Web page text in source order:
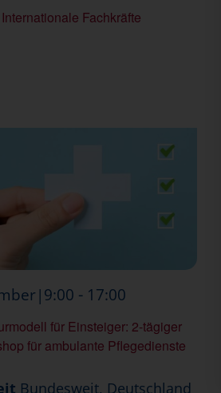
Fachkräfte
für Einsteiger: 2-tägiger
für ambulante Pflegedienste
- 17:00
–
Bundesweit, Deutschland